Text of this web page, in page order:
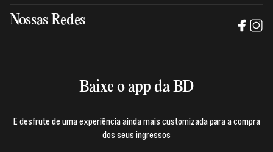
Política de privacidade
Trabalhe na BD
Manual de mídia e da marca BD
Nossas Redes
Baixe o app da BD
E desfrute de uma experiência ainda mais customizada para a compra
dos seus ingressos